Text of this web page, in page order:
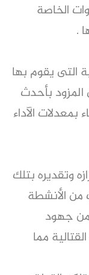
الخاصة
.
التى يقوم بها
المزود بأحدث
الآداء
وتقديره بتلك
من الأنشطة
من جهود
مما